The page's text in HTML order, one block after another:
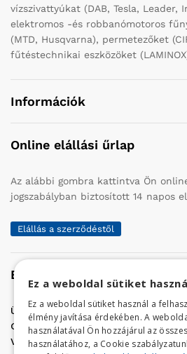
vízszivattyúkat (DAB, Tesla, Leader,
elektromos -és robbanómotoros
(MTD, Husqvarna), permetezőket
fűtéstechnikai eszközöket
Információk
Online elállási űrlap
Az alábbi gombra kattintva Ön
jogszabályban biztosított 14 napos
Elállás a szerződéstől
Elérhetőség
Üzletünk címe:Szolnok, Vércse út
Golf Center Áruház:06 (56) 423-324
VÁR-Kert Áruház: 06 (56) 429-771
Ez a weboldal sütiket
Ez a weboldal sütiket használ a
élmény javítása érdekében. A
használatával Ön hozzájárul az
használatához, a Cookie